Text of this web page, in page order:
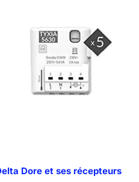
Dore et ses récepteurs